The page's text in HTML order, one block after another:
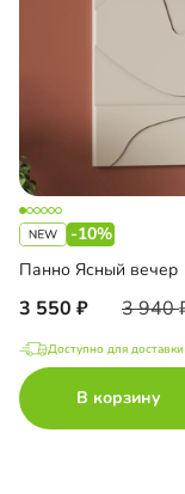
-10%
Панно Ясный вечер
3 550 3 940
Доступно для доставки
В корзину